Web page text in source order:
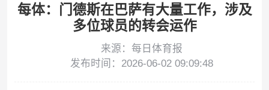
每体：门德斯在巴萨有大量工作，涉及
多位球员的转会运作
来源：每日体育报
发布时间：2026-06-02 09:09:48